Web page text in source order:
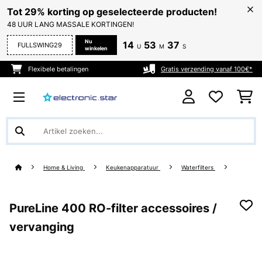
Tot 29% korting op geselecteerde producten!
48 UUR LANG MASSALE KORTINGEN!
FULLSWING29
Nu
winkelen
14 U 53 M 35 S
Flexibele betalingen Gratis verzending vanaf 100€*
Home & Living Keukenapparatuur Waterfilters
PureLine 400 RO-filter accessoires /
vervanging